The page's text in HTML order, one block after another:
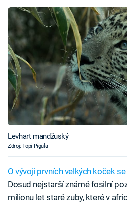
Levhart mandžuský
Zdroj: Topi Pigula
O vývoji prvních velkých koček
Dosud nejstarší známé fosilní
milionu let staré zuby, které v